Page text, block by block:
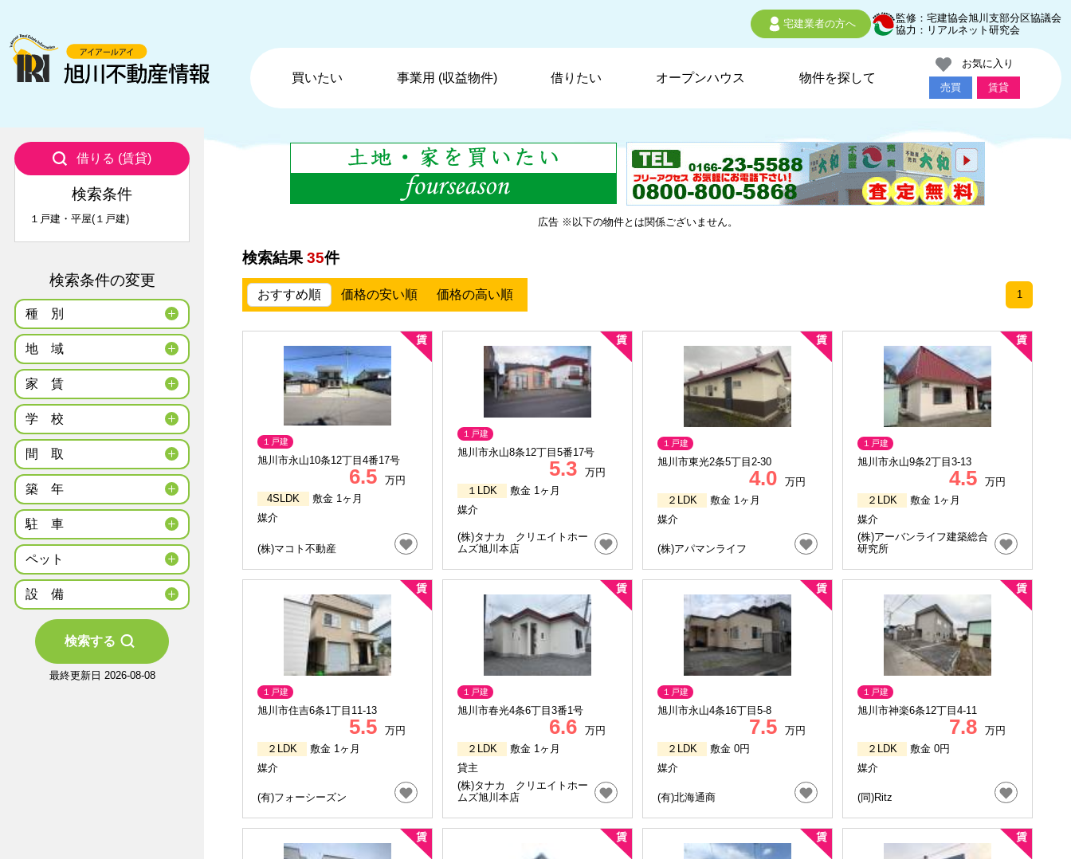
宅建業者の方へ
監修：宅建協会旭川支部分区協議会
協力：リアルネット研究会
買いたい 事業用 (収益物件) 借りたい オープンハウス 物件を探して
お気に入り
売買
賃貸
借りる (賃貸)
検索条件
１戸建・平屋(１戸建)
検索条件の変更
種 別
地 域
家 賃
学 校
間 取
築 年
駐 車
ペット
設 備
検索する
最終更新日 2026-08-08
広告 ※以下の物件とは関係ございません。
検索結果 35件
おすすめ順 価格の安い順 価格の高い順 1
１戸建
旭川市永山10条12丁目4番17号
6.5
万円
4SLDK
敷金 1ヶ月
媒介
(株)マコト不動産
１戸建
旭川市永山8条12丁目5番17号
5.3
万円
１LDK
敷金 1ヶ月
媒介
(株)タナカ クリエイトホー
ムズ旭川本店
１戸建
旭川市東光2条5丁目2-30
4.0
万円
２LDK
敷金 1ヶ月
媒介
(株)アパマンライフ
１戸建
旭川市永山9条2丁目3-13
4.5
万円
２LDK
敷金 1ヶ月
媒介
(株)アーバンライフ建築総合
研究所
１戸建
旭川市住吉6条1丁目11-13
5.5
万円
２LDK
敷金 1ヶ月
媒介
(有)フォーシーズン
１戸建
旭川市春光4条6丁目3番1号
6.6
万円
２LDK
敷金 1ヶ月
貸主
(株)タナカ クリエイトホー
ムズ旭川本店
１戸建
旭川市永山4条16丁目5-8
7.5
万円
２LDK
敷金 0円
媒介
(有)北海通商
１戸建
旭川市神楽6条12丁目4-11
7.8
万円
２LDK
敷金 0円
媒介
(同)Ritz